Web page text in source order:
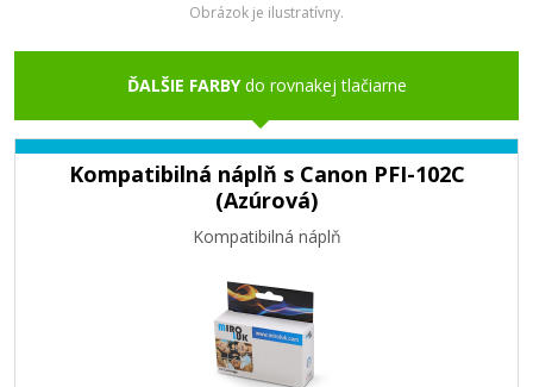
Obrázok je ilustratívny.
ĎALŠIE FARBYdo rovnakej tlačiarne
Kompatibilná náplň s Canon PFI-102C
(Azúrová)
Kompatibilná náplň